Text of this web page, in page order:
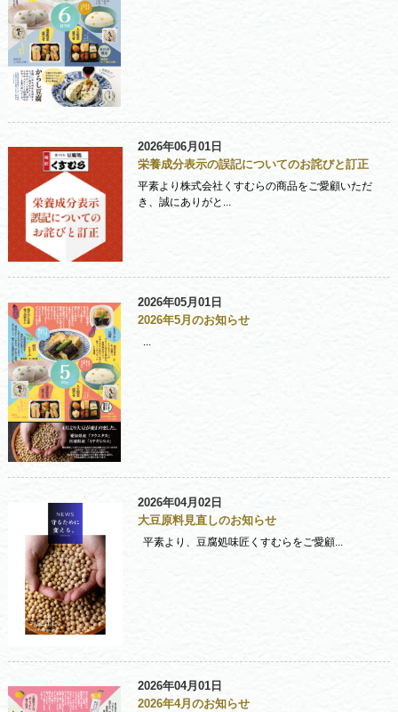
2026年06月01日
栄養成分表示の誤記についてのお詫びと訂正
平素より株式会社くすむらの商品をご愛顧いただ
き、誠にありがと...
2026年05月01日
2026年5月のお知らせ
2026年04月02日
大豆原料見直しのお知らせ
平素より、豆腐処味匠くすむらをご愛顧...
2026年04月01日
2026年4月のお知らせ